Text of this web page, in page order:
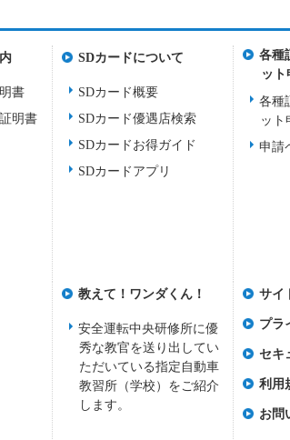
書
明書
SDカードについて
SDカード概要
SDカード優遇店検索
SDカードお得ガイド
SDカードアプリ
各種
ット
各種
ット
申請
教えて！ワンダくん！
安全運転中央研修所に優
秀な教官を送り出してい
ただいている指定自動車
教習所（学校）をご紹介
します。
サイ
プラ
セキ
利用
お問